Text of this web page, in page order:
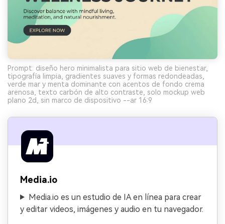
Prompt: diseño hero minimalista para sitio web de bienestar,
tipografía limpia, gradientes suaves y formas redondeadas,
verde mar y menta dominante con acentos de fondo crema
arenosa, texto carbón de alto contraste, solo mockup web
plano 2d, sin marco de dispositivo --ar 16:9
Media.io
Media.io es un estudio de IA en línea para crear
y editar videos, imágenes y audio en tu navegador.